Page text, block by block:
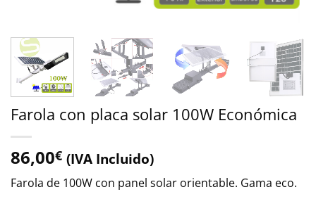
Farola con placa solar 100W Económica
86,00€ (IVA Incluido)
Farola de 100W con panel solar orientable. Gama eco.